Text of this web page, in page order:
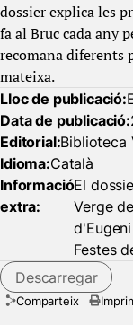
dossier explica les
fa al Bruc cada any
recomana diferents
mateixa.
Lloc de publicació:
Data de publicació:
Editorial:Biblioteca
Idioma:Català
Informació
extra:
El
Verge
Festes
Descarregar
Comparteix